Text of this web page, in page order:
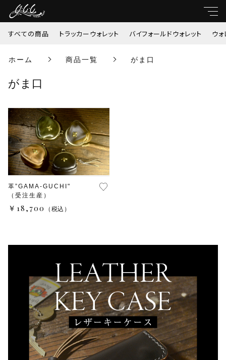
すべての商品 トラッカーウォレット バイフォールドウォレット ウ
ホーム 商品一覧 がま口
がま口
革”GAMA-GUCHI"
（受注生産）
￥18,700 （税込）
バイフォールドウォレット
ウォレットチェーン
がま口
メンテナンス道具
レザーカードケース
レザーコインケース
レザーシューホーン
価格帯
並び順